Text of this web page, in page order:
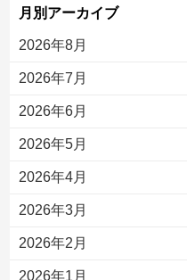
月別アーカイブ
2026年8月
2026年7月
2026年6月
2026年5月
2026年4月
2026年3月
2026年2月
2026年1月